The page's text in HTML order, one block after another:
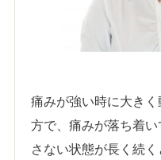
痛みが強い時に大き
方で、痛みが落ち着
さない状態が長く続